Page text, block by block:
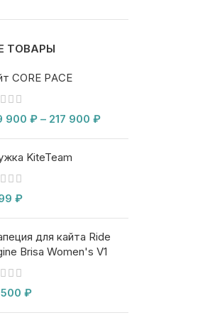
ТОВАРЫ
CORE PACE
900 ₽ – 217 900 ₽
KiteTeam
₽
для кайта Ride
Brisa Women's V1
₽